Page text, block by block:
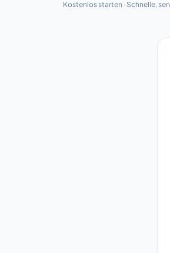
Kostenlos starten · Schnelle,
Kostenlos deine Seite